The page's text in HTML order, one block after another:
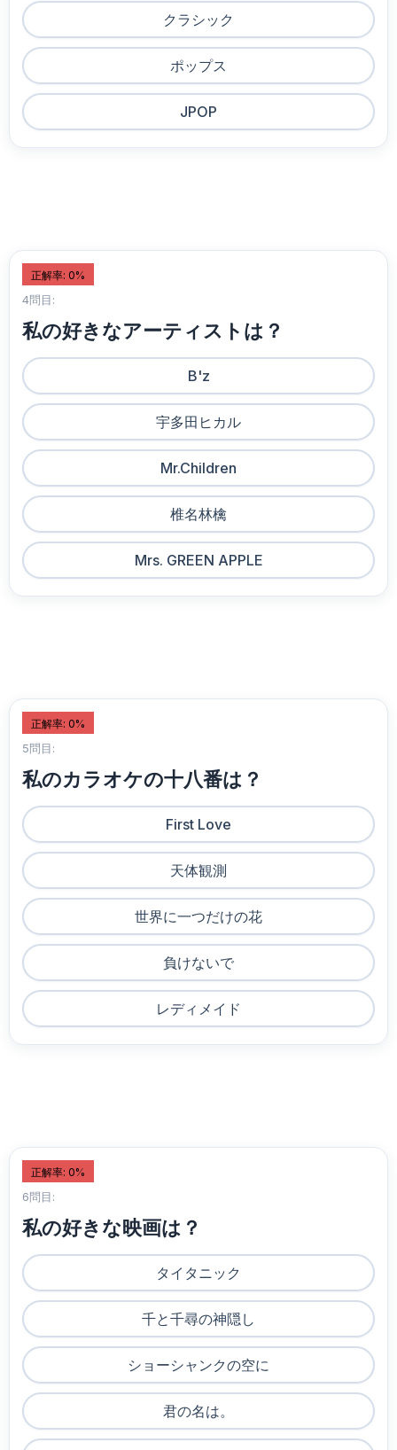
クラシック
ポップス
JPOP
正解率: 0%
4問目:
私の好きなアーティストは？
B'z
宇多田ヒカル
Mr.Children
椎名林檎
Mrs. GREEN APPLE
正解率: 0%
5問目:
私のカラオケの十八番は？
First Love
天体観測
世界に一つだけの花
負けないで
レディメイド
正解率: 0%
6問目:
私の好きな映画は？
タイタニック
千と千尋の神隠し
ショーシャンクの空に
君の名は。